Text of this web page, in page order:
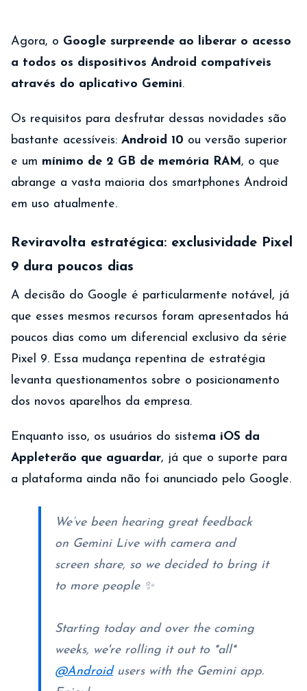
Agora, o Google surpreende ao liberar o acesso
a todos os dispositivos Android compatíveis
através do aplicativo Gemini.
Os requisitos para desfrutar dessas novidades são
bastante acessíveis: Android 10 ou versão superior
e um mínimo de 2 GB de memória RAM, o que
abrange a vasta maioria dos smartphones Android
em uso atualmente.
Reviravolta estratégica: exclusividade Pixel
9 dura poucos dias
A decisão do Google é particularmente notável, já
que esses mesmos recursos foram apresentados há
poucos dias como um diferencial exclusivo da série
Pixel 9. Essa mudança repentina de estratégia
levanta questionamentos sobre o posicionamento
dos novos aparelhos da empresa.
Enquanto isso, os usuários do sistema iOS da
Appleterão que aguardar, já que o suporte para
a plataforma ainda não foi anunciado pelo Google.
We’ve been hearing great feedback
on Gemini Live with camera and
screen share, so we decided to bring it
to more people ✨
Starting today and over the coming
weeks, we're rolling it out to *all*
@Androidusers with the Gemini app.